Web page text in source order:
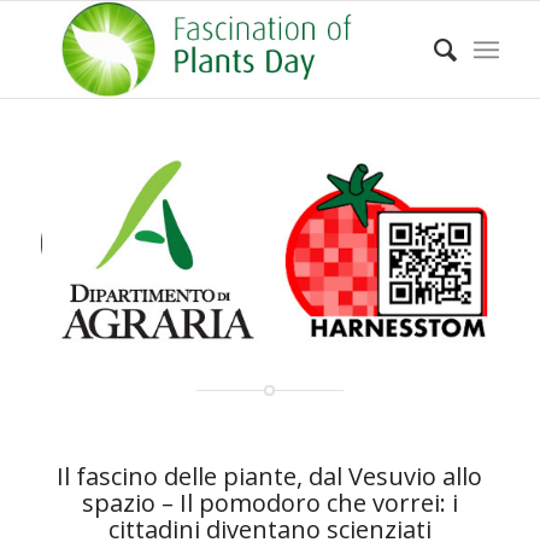
Il fascino delle piante, dal Vesuvio allo
spazio – Il pomodoro che vorrei: i
cittadini diventano scienziati